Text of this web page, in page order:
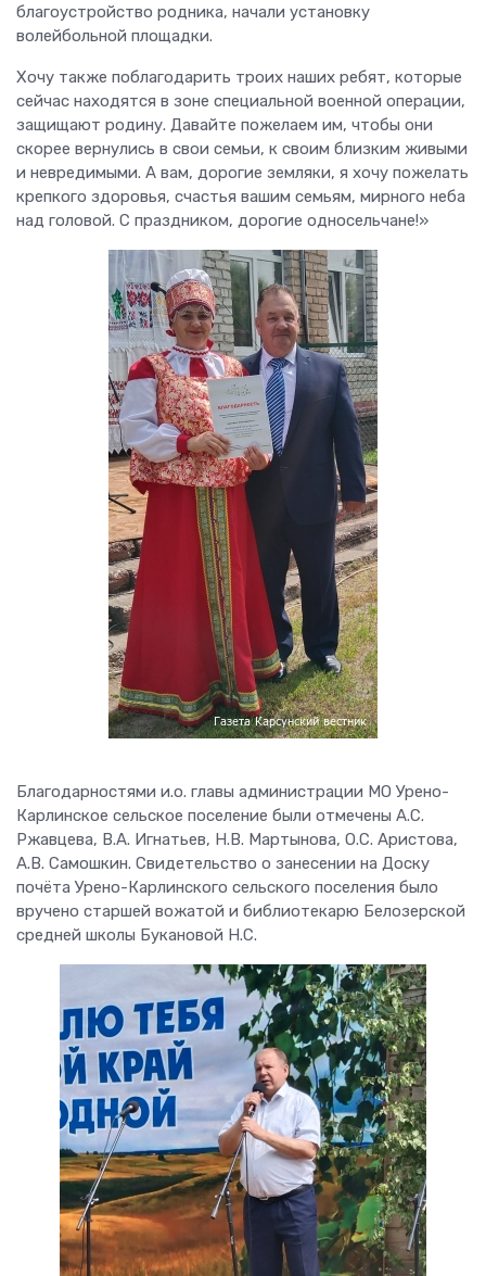
благоустройство родника, начали установку
волейбольной площадки.
Хочу также поблагодарить троих наших ребят, которые
сейчас находятся в зоне специальной военной операции,
защищают родину. Давайте пожелаем им, чтобы они
скорее вернулись в свои семьи, к своим близким живыми
и невредимыми. А вам, дорогие земляки, я хочу пожелать
крепкого здоровья, счастья вашим семьям, мирного неба
над головой. С праздником, дорогие односельчане!»
Благодарностями и.о. главы администрации МО Урено-
Карлинское сельское поселение были отмечены А.С.
Ржавцева, В.А. Игнатьев, Н.В. Мартынова, О.С. Аристова,
А.В. Самошкин. Свидетельство о занесении на Доску
почёта Урено-Карлинского сельского поселения было
вручено старшей вожатой и библиотекарю Белозерской
средней школы Букановой Н.С.